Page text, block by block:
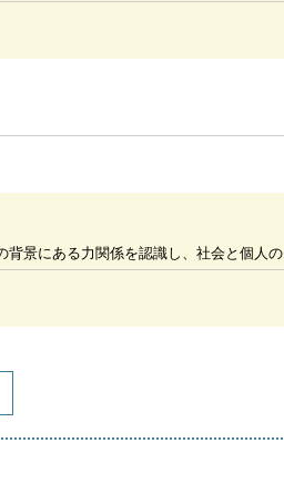
、社会と個人の環境をよりよく整えていきたい 牟田和恵さん